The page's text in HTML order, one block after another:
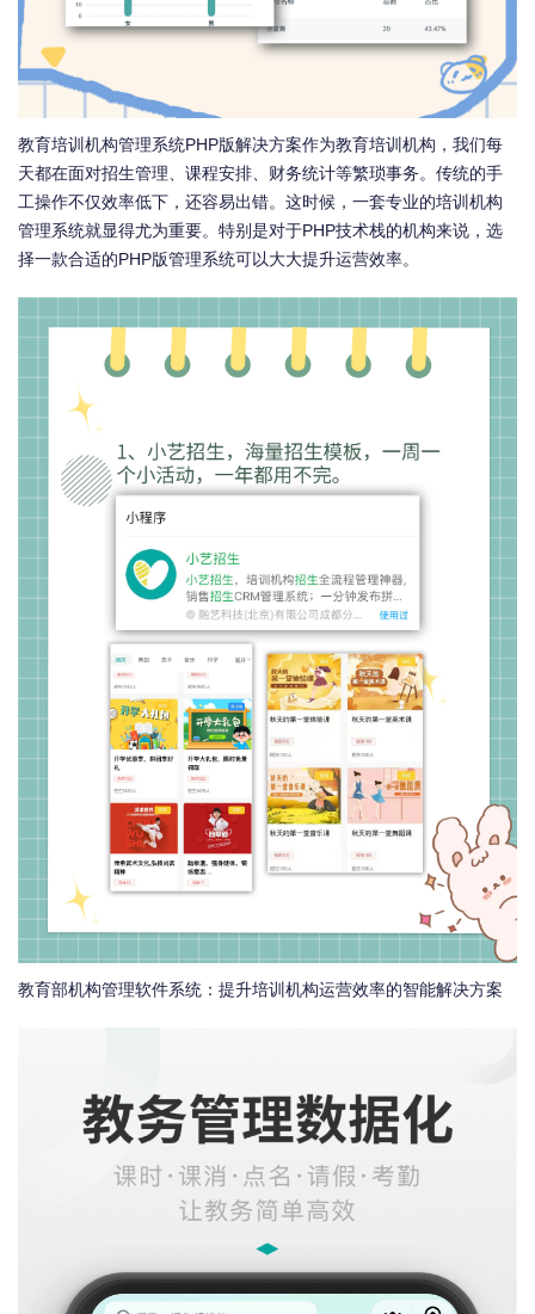
教育培训机构管理系统PHP版解决方案作为教育培训机构，我们每
天都在面对招生管理、课程安排、财务统计等繁琐事务。传统的手
工操作不仅效率低下，还容易出错。这时候，一套专业的培训机构
管理系统就显得尤为重要。特别是对于PHP技术栈的机构来说，选
择一款合适的PHP版管理系统可以大大提升运营效率。
教育部机构管理软件系统：提升培训机构运营效率的智能解决方案